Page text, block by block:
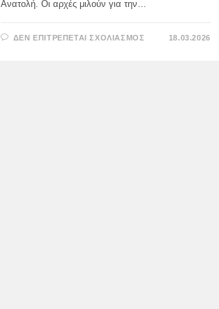
Ανατολή. Οι αρχές μιλούν για την…
ΔΕΝ ΕΠΙΤΡΈΠΕΤΑΙ ΣΧΟΛΙΑΣΜΌΣ 18.03.2026